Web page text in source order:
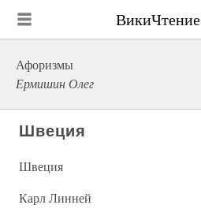
ВикиЧтение
Афоризмы
Ермишин Олег
Швеция
Швеция
Карл Линней